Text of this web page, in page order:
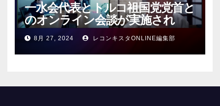
一水会代表とトルコ祖国党党首と
のオンライン会談が実施され
る！
8月 27, 2024 レコンキスタONLINE編集部